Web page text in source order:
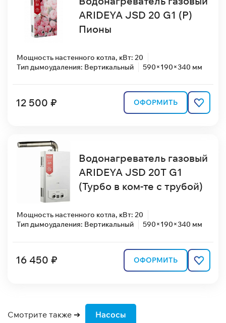
ARIDEYA JSD 20 G1 (P)
Пионы
Мощность настенного котла, кВт: 20
Тип дымоудаления: Вертикальный
590×190×340 мм
12 500 ₽ ОФОРМИТЬ
Водонагреватель газовый
ARIDEYA JSD 20Т G1
(Турбо в ком-те с трубой)
Мощность настенного котла, кВт: 20
Тип дымоудаления: Вертикальный
590×190×340 мм
16 450 ₽ ОФОРМИТЬ
Смотрите также ➔ Насосы